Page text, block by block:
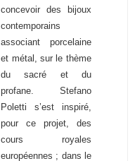
concevoir des bijoux
contemporains
associant porcelaine
et métal, sur le thème
du sacré et du
profane. Stefano
Poletti s’est inspiré,
pour ce projet, des
cours royales
européennes ; dans le